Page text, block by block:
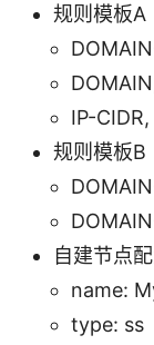
规则模板A
IP-
规则模板B
自建节点
name:
type: ss